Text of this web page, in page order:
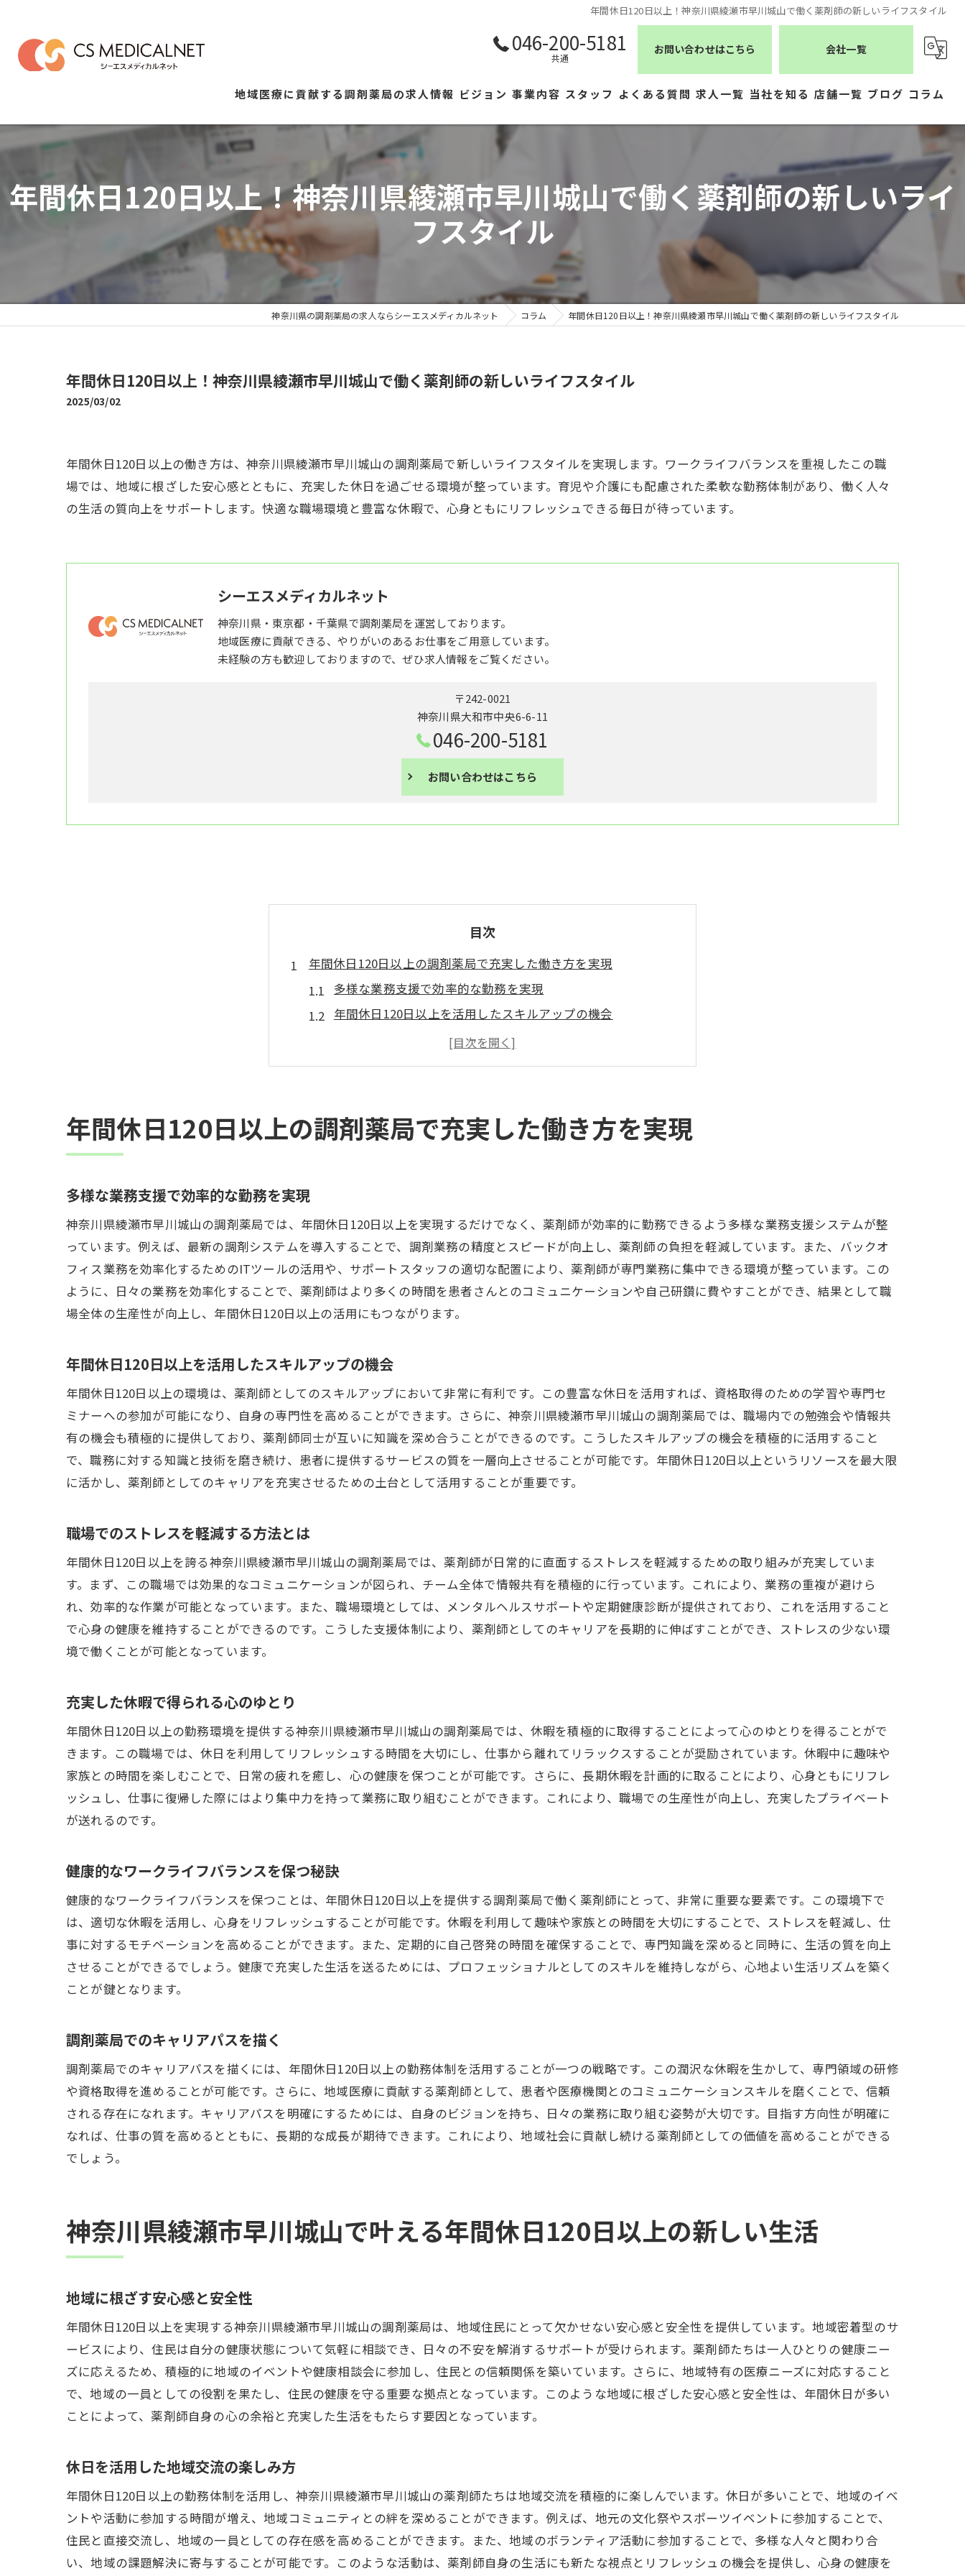
年間休日120日以上！神奈川県綾瀬市早川城山で働く薬剤師の新しいライフスタイル
046-200-5181
共通
お問い合わせはこちら 会社一覧
地域医療に貢献する調剤薬局の求人情報 ビジョン 事業内容 スタッフ よくある質問 求人一覧 当社を知る
医療事務
正社員
パート
店舗一覧
シーエスメディカルネット
株式会社ジェムス
株式会社かもめ薬局
有限会社トレーフル
ブログ コラム
年間休日120日以上！神奈川県綾瀬市早川城山で働く薬剤師の新しいライ
フスタイル
神奈川県の調剤薬局の求人ならシーエスメディカルネット コラム 年間休日120日以上！神奈川県綾瀬市早川城山で働く薬剤師の新しいライフスタイル
年間休日120日以上！神奈川県綾瀬市早川城山で働く薬剤師の新しいライフスタイル
2025/03/02
年間休日120日以上の働き方は、神奈川県綾瀬市早川城山の調剤薬局で新しいライフスタイルを実現します。ワークライフバランスを重視したこの職
場では、地域に根ざした安心感とともに、充実した休日を過ごせる環境が整っています。育児や介護にも配慮された柔軟な勤務体制があり、働く人々
の生活の質向上をサポートします。快適な職場環境と豊富な休暇で、心身ともにリフレッシュできる毎日が待っています。
シーエスメディカルネット
神奈川県・東京都・千葉県で調剤薬局を運営しております。
地域医療に貢献できる、やりがいのあるお仕事をご用意しています。
未経験の方も歓迎しておりますので、ぜひ求人情報をご覧ください。
〒242-0021
神奈川県大和市中央6-6-11
046-200-5181
お問い合わせはこちら
目次
年間休日120日以上の調剤薬局で充実した働き方を実現
多様な業務支援で効率的な勤務を実現
年間休日120日以上を活用したスキルアップの機会
職場でのストレスを軽減する方法とは
充実した休暇で得られる心のゆとり
調剤薬局でのキャリアパスを描く
神奈川県綾瀬市早川城山で叶える年間休日120日以上の新しい生活
神奈川県綾瀬市でのプライベートライフ充実術
年間休日120日以上で叶う趣味の時間
育児を支える地域のサポート体制
地域密着型の生活スタイルで得られるメリット
ワークライフバランスを重視する年間休日120日以上の魅力
家族との時間を大切にする働き方
年間休日120日以上で心身の健康を維持
充実した休暇が仕事のパフォーマンスを向上させる
趣味や自己啓発に時間を費やす方法
職場内でのコミュニケーションを深める機会
調剤薬局での年間休日120日以上がもたらす生活の質向上
ストレスフリーな毎日を送るための職場環境
家庭生活と仕事の両立を支える制度
心の健康を保つための職場の取り組み
職場内の理解と協力で実現する柔軟な働き方
年間休日120日以上で育児負担を軽減
介護者に優しい職場環境の構築
地域社会との信頼関係を築く方法
地元の人々に愛される薬局作りの秘訣
年間休日120日以上で地域イベントに参加
地域貢献を意識した働き方の実践
安心感をもたらす地域密着型運営の利点
職場でのマインドフルネスの導入
心身の健康を維持するための社内プログラム
年間休日120日以上を活かした健康管理のポイント
職場環境を改善するための取り組み
キャリアアップを支える研修制度
家庭と仕事の両立で実現する持続可能な働き方
健康的なキャリアを築くための支援体制
未来を見据えた働き方改革の一環
年間休日120日以上の調剤薬局で充実した働き方を実現
多様な業務支援で効率的な勤務を実現
神奈川県綾瀬市早川城山の調剤薬局では、年間休日120日以上を実現するだけでなく、薬剤師が効率的に勤務できるよう多様な業務支援システムが整
っています。例えば、最新の調剤システムを導入することで、調剤業務の精度とスピードが向上し、薬剤師の負担を軽減しています。また、バックオ
フィス業務を効率化するためのITツールの活用や、サポートスタッフの適切な配置により、薬剤師が専門業務に集中できる環境が整っています。この
ように、日々の業務を効率化することで、薬剤師はより多くの時間を患者さんとのコミュニケーションや自己研鑽に費やすことができ、結果として職
場全体の生産性が向上し、年間休日120日以上の活用にもつながります。
年間休日120日以上を活用したスキルアップの機会
年間休日120日以上の環境は、薬剤師としてのスキルアップにおいて非常に有利です。この豊富な休日を活用すれば、資格取得のための学習や専門セ
ミナーへの参加が可能になり、自身の専門性を高めることができます。さらに、神奈川県綾瀬市早川城山の調剤薬局では、職場内での勉強会や情報共
有の機会も積極的に提供しており、薬剤師同士が互いに知識を深め合うことができるのです。こうしたスキルアップの機会を積極的に活用すること
で、職務に対する知識と技術を磨き続け、患者に提供するサービスの質を一層向上させることが可能です。年間休日120日以上というリソースを最大限
に活かし、薬剤師としてのキャリアを充実させるための土台として活用することが重要です。
職場でのストレスを軽減する方法とは
年間休日120日以上を誇る神奈川県綾瀬市早川城山の調剤薬局では、薬剤師が日常的に直面するストレスを軽減するための取り組みが充実していま
す。まず、この職場では効果的なコミュニケーションが図られ、チーム全体で情報共有を積極的に行っています。これにより、業務の重複が避けら
れ、効率的な作業が可能となっています。また、職場環境としては、メンタルヘルスサポートや定期健康診断が提供されており、これを活用すること
で心身の健康を維持することができるのです。こうした支援体制により、薬剤師としてのキャリアを長期的に伸ばすことができ、ストレスの少ない環
境で働くことが可能となっています。
充実した休暇で得られる心のゆとり
年間休日120日以上の勤務環境を提供する神奈川県綾瀬市早川城山の調剤薬局では、休暇を積極的に取得することによって心のゆとりを得ることがで
きます。この職場では、休日を利用してリフレッシュする時間を大切にし、仕事から離れてリラックスすることが奨励されています。休暇中に趣味や
家族との時間を楽しむことで、日常の疲れを癒し、心の健康を保つことが可能です。さらに、長期休暇を計画的に取ることにより、心身ともにリフレ
ッシュし、仕事に復帰した際にはより集中力を持って業務に取り組むことができます。これにより、職場での生産性が向上し、充実したプライベート
が送れるのです。
健康的なワークライフバランスを保つ秘訣
健康的なワークライフバランスを保つことは、年間休日120日以上を提供する調剤薬局で働く薬剤師にとって、非常に重要な要素です。この環境下で
は、適切な休暇を活用し、心身をリフレッシュすることが可能です。休暇を利用して趣味や家族との時間を大切にすることで、ストレスを軽減し、仕
事に対するモチベーションを高めることができます。また、定期的に自己啓発の時間を確保することで、専門知識を深めると同時に、生活の質を向上
させることができるでしょう。健康で充実した生活を送るためには、プロフェッショナルとしてのスキルを維持しながら、心地よい生活リズムを築く
ことが鍵となります。
調剤薬局でのキャリアパスを描く
調剤薬局でのキャリアパスを描くには、年間休日120日以上の勤務体制を活用することが一つの戦略です。この潤沢な休暇を生かして、専門領域の研修
や資格取得を進めることが可能です。さらに、地域医療に貢献する薬剤師として、患者や医療機関とのコミュニケーションスキルを磨くことで、信頼
される存在になれます。キャリアパスを明確にするためには、自身のビジョンを持ち、日々の業務に取り組む姿勢が大切です。目指す方向性が明確に
なれば、仕事の質を高めるとともに、長期的な成長が期待できます。これにより、地域社会に貢献し続ける薬剤師としての価値を高めることができる
でしょう。
神奈川県綾瀬市早川城山で叶える年間休日120日以上の新しい生活
地域に根ざす安心感と安全性
年間休日120日以上を実現する神奈川県綾瀬市早川城山の調剤薬局は、地域住民にとって欠かせない安心感と安全性を提供しています。地域密着型のサ
ービスにより、住民は自分の健康状態について気軽に相談でき、日々の不安を解消するサポートが受けられます。薬剤師たちは一人ひとりの健康ニー
ズに応えるため、積極的に地域のイベントや健康相談会に参加し、住民との信頼関係を築いています。さらに、地域特有の医療ニーズに対応すること
で、地域の一員としての役割を果たし、住民の健康を守る重要な拠点となっています。このような地域に根ざした安心感と安全性は、年間休日が多い
ことによって、薬剤師自身の心の余裕と充実した生活をもたらす要因となっています。
休日を活用した地域交流の楽しみ方
年間休日120日以上の勤務体制を活用し、神奈川県綾瀬市早川城山の薬剤師たちは地域交流を積極的に楽しんでいます。休日が多いことで、地域のイベ
ントや活動に参加する時間が増え、地域コミュニティとの絆を深めることができます。例えば、地元の文化祭やスポーツイベントに参加することで、
住民と直接交流し、地域の一員としての存在感を高めることができます。また、地域のボランティア活動に参加することで、多様な人々と関わり合
い、地域の課題解決に寄与することが可能です。このような活動は、薬剤師自身の生活にも新たな視点とリフレッシュの機会を提供し、心身の健康を